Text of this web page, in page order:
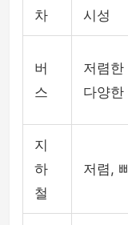
차
시성
버
스
저렴한
다양한
지
하
철
저렴,